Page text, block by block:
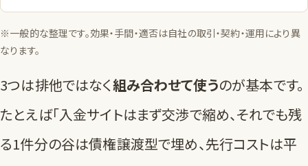
※一般的な整理です。効果・手間・適否は自社の取引・契約・運用により異
なります。
3つは排他ではなく組み合わせて使うのが基本です。
たとえば「入金サイトはまず交渉で縮め、それでも残
る1件分の谷は債権譲渡型で埋め、先行コストは平